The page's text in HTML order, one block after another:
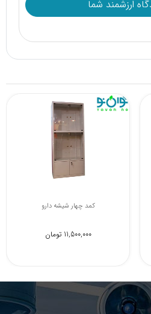
کمد چهار شیشه دارو
11,500,000 تومان